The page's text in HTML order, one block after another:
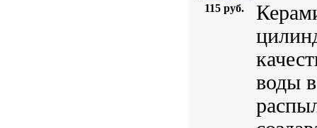
115 руб.
воды